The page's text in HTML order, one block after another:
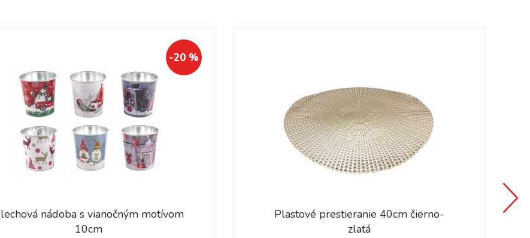
-20 %
nádoba s vianočným motívom
10cm
Plastové prestieranie 40cm čierno-
zlatá